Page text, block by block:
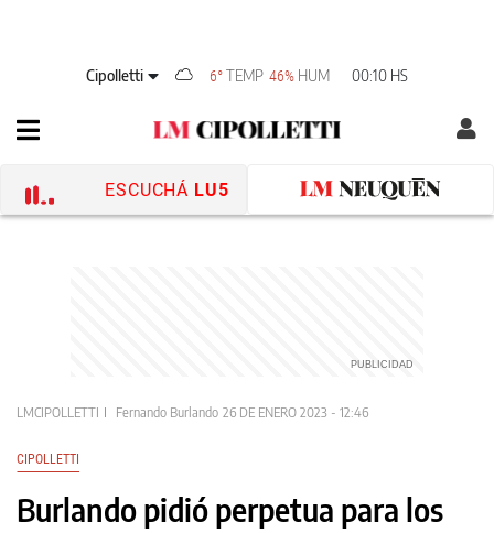
Cipolletti 6°TEMP 46% HUM 00:10 HS
ESCUCHÁ LU5
LMCIPOLLETTI Fernando Burlando 26 DE ENERO 2023 - 12:46
CIPOLLETTI
Burlando pidió perpetua para los